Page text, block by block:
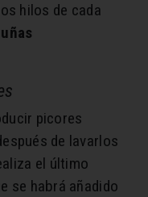
hilos de cada
picores
de lavarlos
el último
se habrá añadido